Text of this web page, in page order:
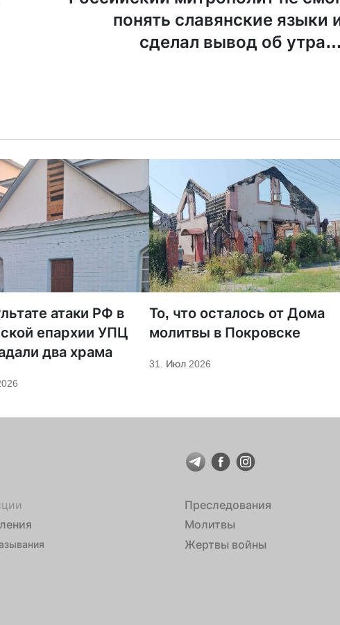
понять славянские языки
сделал вывод об утрате
атаки РФ в
епархии УПЦ
два храма
То, что осталось от Дома
молитвы в Покровске
31. Июл 2026
Преследования
Молитвы
Жертвы войны